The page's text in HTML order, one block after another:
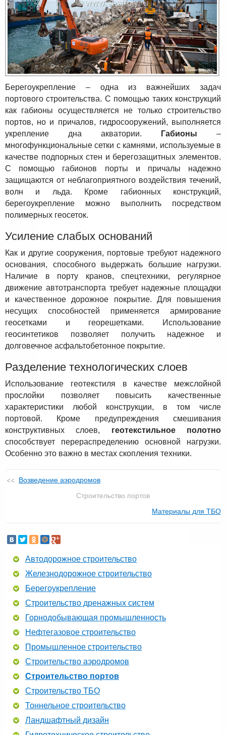
Берегоукрепление – одна из важнейших задач
портового строительства. С помощью таких конструкций
как габионы осуществляется не только строительство
портов, но и причалов, гидросооружений, выполняется
укрепление дна акватории.
Габионы –
многофункциональные сетки с камнями, используемые в
качестве подпорных стен и берегозащитных элементов.
С помощью габионов порты и причалы надежно
защищаются от неблагоприятного воздействия течений,
волн и льда. Кроме габионных конструкций,
берегоукрепление можно выполнить посредством
полимерных геосеток.
Усиление слабых оснований
Как и другие сооружения, портовые требуют надежного
основания, способного выдержать большие нагрузки.
Наличие в порту кранов, спецтехники, регулярное
движение автотранспорта требует надежные площадки
и качественное дорожное покрытие. Для повышения
несущих способностей применяется армирование
геосетками и георешетками. Использование
геосинтетиков позволяет получить надежное и
долговечное асфальтобетонное покрытие.
Разделение технологических слоев
Использование геотекстиля в качестве межслойной
прослойки позволяет повысить качественные
характеристики любой конструкции, в том числе
портовой. Кроме предупреждения смешивания
конструктивных слоев, геотекстильное полотно
способствует перераспределению основной нагрузки.
Особенно это важно в местах скопления техники.
Возведение аэродромов
Строительство портов
Материалы для ТБО
Автодорожное строительство
Железнодорожное строительство
Берегоукрепление
Строительство дренажных систем
Горнодобывающая промышленность
Нефтегазовое строительство
Промышленное строительство
Строительство аэродромов
Строительство портов
Строительство ТБО
Тоннельное строительство
Ландшафтный дизайн